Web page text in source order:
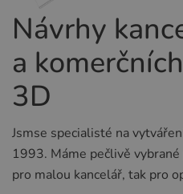
Návrhy
a
3D
Jsmse specialisté na
1993. Máme pečlivě
pro malou kancelář, tak pro